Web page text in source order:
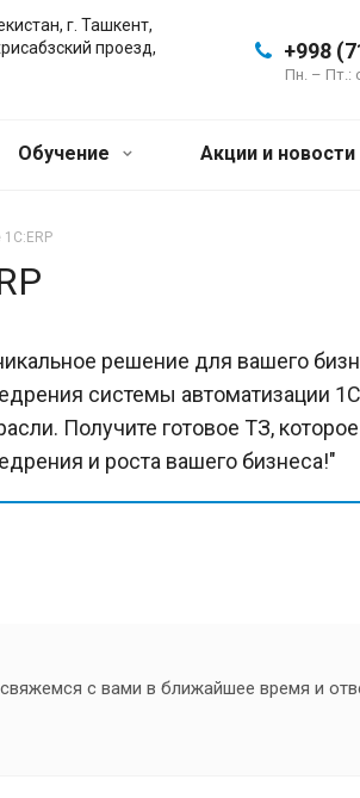
+998
Пн. – Пт.:
г. Ташкент,
проезд,
Обучение Акции и новости
решение для вашего
системы автоматизации
Получите готовое ТЗ,
и роста вашего бизнеса!"
с вами в ближайшее время и